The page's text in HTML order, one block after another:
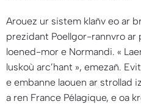
Arouez ur sistem klañv eo ar
prezidant Poellgor-rannvro ar
loened-mor e Normandi. «
luskoù arc’hant », emezañ.
e embanne laouen ar strollad
a ren France Pélagique, e oa